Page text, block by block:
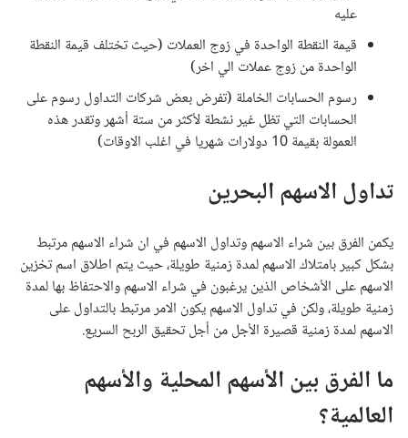
عليه
قيمة النقطة الواحدة في زوج العملات (حيث تختلف قيمة النقطة
الواحدة من زوج عملات الي اخر)
رسوم الحسابات الخاملة (تفرض بعض شركات التداول رسوم على
الحسابات التي تظل غير نشطة لأكثر من ستة أشهر وتقدر هذه
العمولة بقيمة 10 دولارات شهريا في اغلب الاوقات)
تداول الاسهم البحرين
يكمن الفرق بين شراء الاسهم وتداول الاسهم في ان شراء الاسهم مرتبط
بشكل كبير بامتلاك الاسهم لمدة زمنية طويلة، حيث يتم اطلاق اسم تخزين
الاسهم على الأشخاص الذين يرغبون في شراء الاسهم والاحتفاظ بها لمدة
زمنية طويلة، ولكن في تداول الاسهم يكون الامر مرتبط بالتداول على
الاسهم لمدة زمنية قصيرة الأجل من أجل تحقيق الربح السريع.
ما الفرق بين الأسهم المحلية والأسهم
العالمية؟